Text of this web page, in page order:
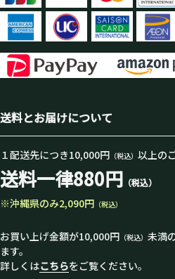
送料とお届けについて
１配送先につき10,000円 （税込） 以上の
送料一律880円 （税込）
※沖縄県のみ2,090円 （税込）
お買い上げ金額が10,000円 （税込） 未満
ます。
詳しくはこちらをご覧ください。